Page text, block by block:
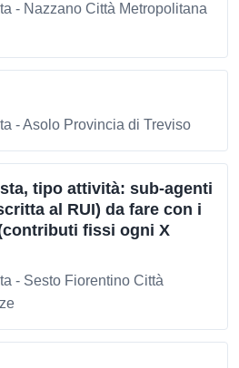
- Nazzano Città Metropolitana
- Asolo Provincia di Treviso
tipo attività: sub-agenti
al RUI) da fare con i
fissi ogni X
- Sesto Fiorentino Città